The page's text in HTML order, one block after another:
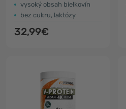
vysoký obsah bielkovín
bez cukru, laktózy
32,99€